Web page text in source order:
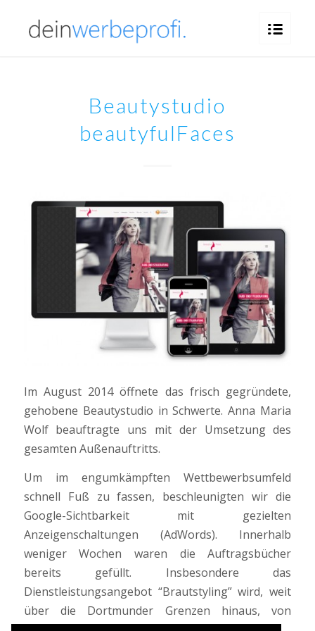
Beautystudio
beautyfulFaces
Im August 2014 öffnete das frisch gegründete,
gehobene Beautystudio in Schwerte. Anna Maria
Wolf beauftragte uns mit der Umsetzung des
gesamten Außenauftritts.
Um im engumkämpften Wettbewerbsumfeld
schnell Fuß zu fassen, beschleunigten wir die
Google-Sichtbarkeit mit gezielten
Anzeigenschaltungen (AdWords). Innerhalb
weniger Wochen waren die Auftragsbücher
bereits gefüllt. Insbesondere das
Dienstleistungsangebot “Brautstyling” wird, weit
über die Dortmunder Grenzen hinaus, von